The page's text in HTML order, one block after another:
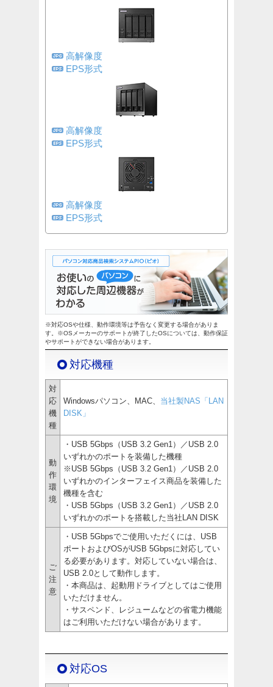
高解像度
EPS形式
高解像度
EPS形式
高解像度
EPS形式
※対応OSや仕様、動作環境等は予告なく変更する場合がありま
す。※OSメーカーのサポートが終了したOSについては、動作保証
やサポートができない場合があります。
対応機種
対
応
機
種
Windowsパソコン、MAC、 当社製NAS「LAN
DISK」
動
作
環
境
・USB 5Gbps（USB 3.2 Gen1）／USB 2.0
いずれかのポートを装備した機種
※USB 5Gbps（USB 3.2 Gen1）／USB 2.0
いずれかのインターフェイス商品を装備した
機種を含む
・USB 5Gbps（USB 3.2 Gen1）／USB 2.0
いずれかのポートを搭載した当社LAN DISK
ご
注
意
・USB 5Gbpsでご使用いただくには、USB
ポートおよびOSがUSB 5Gbpsに対応してい
る必要があります。対応していない場合は、
USB 2.0として動作します。
・本商品は、起動用ドライブとしてはご使用
いただけません。
・サスペンド、レジュームなどの省電力機能
はご利用いただけない場合があります。
対応OS